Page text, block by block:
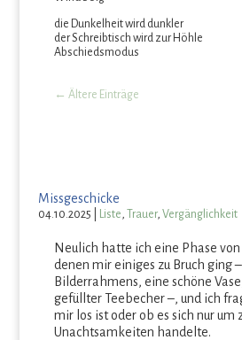
die Dunkelheit wird dunkler
der Schreibtisch wird zur Höhle
Abschiedsmodus
← Ältere Einträge
Missgeschicke
04.10.2025 Liste , Trauer, Vergänglichkeit
Neulich hatte ich eine Phase
denen mir einiges zu Bruch ging
Bilderrahmens, eine schöne
gefüllter Teebecher –, und ich
mir los ist oder ob es sich nur um
Unachtsamkeiten handelte.